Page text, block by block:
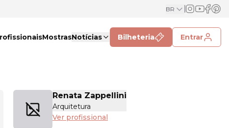
BR
MostrasNotícias Bilheteria Entrar
Renata Zappellini
Arquitetura
Ver profissional